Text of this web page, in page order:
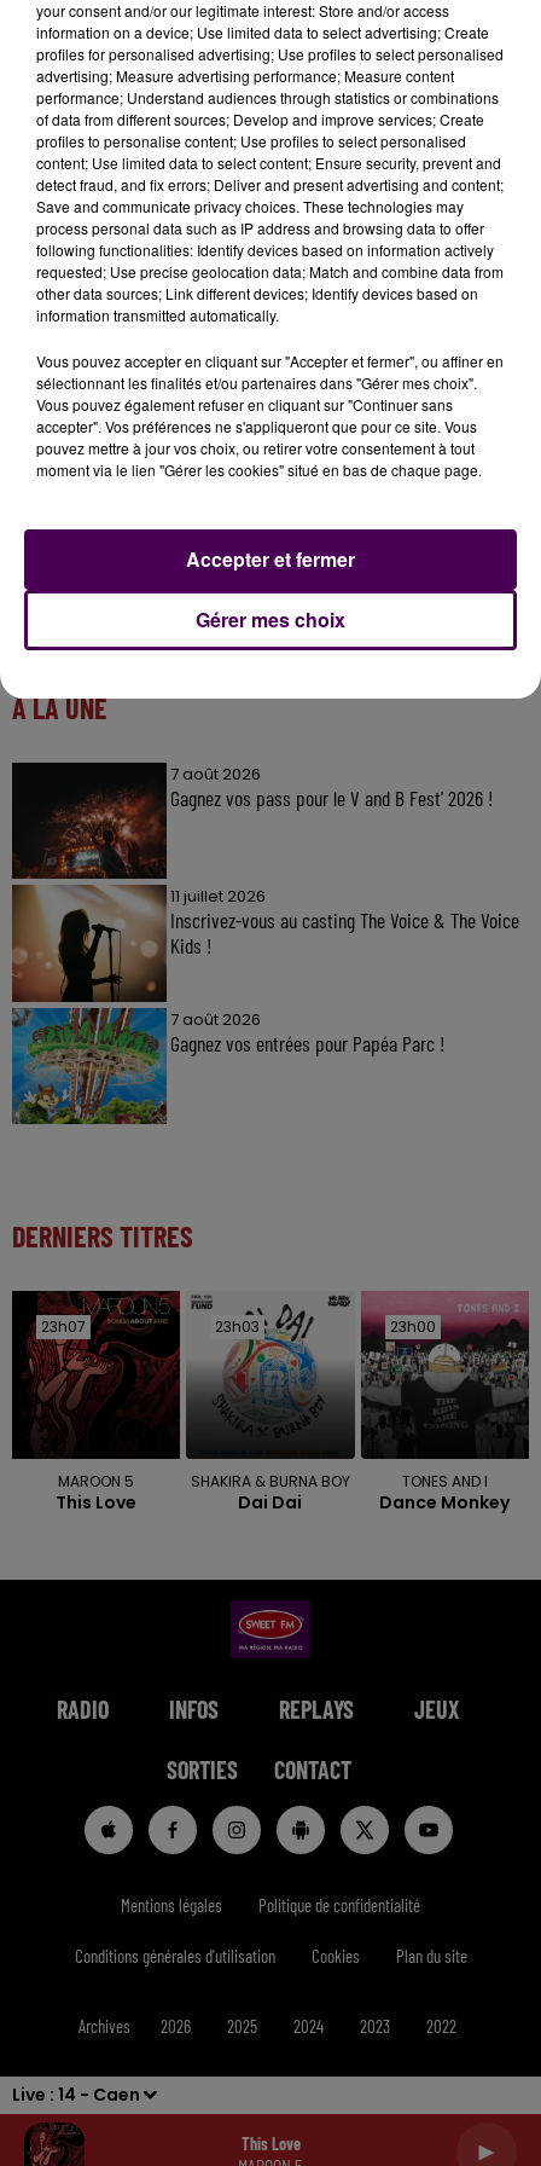
Live : 14 - Caen
This Love
avions la chance de pouvoir travailler nos menus à
emporter"tient aussi à relativiser Christophe Hay. Et
c’est justement avec soixante plateaux-repas
concoctés par ses soins qu’il est venu à la rencontre
des soignants ce vendredi 30 avril."L’an dernier, LVMH
avait lancé l’opération "A table les soignants", où
l’idée était de les inviter dans nos
établissements"explique le chef"deux étoiles". Mais
comme cela n’est pas possible actuellement,c’est
donc au cours d’une pause de midi que soixante
personnels de l’hôpital se sont régalés...Avant de
retourner lutter contre ce satané virus.
Christophe Hay
À LA UNE
7 août 2026
Gagnez vos pass pour le V and B Fest' 2026 !
11 juillet 2026
Inscrivez-vous au casting The Voice & The Voice
Kids !
7 août 2026
Gagnez vos entrées pour Papéa Parc !
DERNIERS TITRES
23h07
23h07
MAROON 5
This Love
23h03
23h03
SHAKIRA & BURNA BOY
Dai Dai
23h00
23h00
TONES AND I
Dance Monkey
RADIO INFOS REPLAYS JEUX
SORTIES CONTACT
Mentions légales Politique de confidentialité
Conditions générales d'utilisation Cookies Plan du site
Archives 2026 2025 2024 2023 2022
your consent and/or our legitimate interest: Store and/or access
information on a device; Use limited data to select advertising; Create
profiles for personalised advertising; Use profiles to select personalised
advertising; Measure advertising performance; Measure content
performance; Understand audiences through statistics or combinations
of data from different sources; Develop and improve services; Create
profiles to personalise content; Use profiles to select personalised
content; Use limited data to select content; Ensure security, prevent and
detect fraud, and fix errors; Deliver and present advertising and content;
Save and communicate privacy choices. These technologies may
process personal data such as IP address and browsing data to offer
following functionalities: Identify devices based on information actively
requested; Use precise geolocation data; Match and combine data from
other data sources; Link different devices; Identify devices based on
information transmitted automatically.
Vous pouvez accepter en cliquant sur "Accepter et fermer", ou affiner en
sélectionnant les finalités et/ou partenaires dans "Gérer mes choix".
Vous pouvez également refuser en cliquant sur "Continuer sans
accepter". Vos préférences ne s'appliqueront que pour ce site. Vous
pouvez mettre à jour vos choix, ou retirer votre consentement à tout
moment via le lien "Gérer les cookies" situé en bas de chaque page.
Gérer mes choix
Accepter et fermer